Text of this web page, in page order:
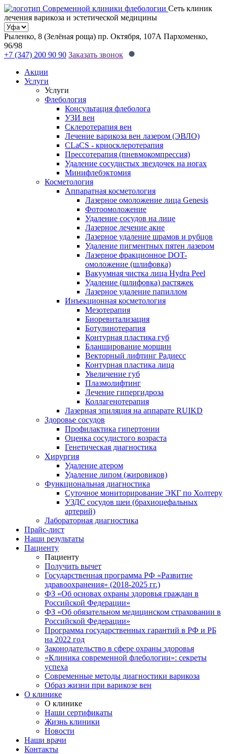
Сеть клиник
лечения варикоза и эстетической медицины
Рыленко, 8 (Зелёная роща) пр. Октября, 107А Пархоменко,
96/98
+7 (347) 200 90 90 Заказать звонок
Акции
Услуги
Услуги
Флебология
Консультация флеболога
УЗИ вен
Склеротерапия вен
Лечение варикоза вен лазером (ЭВЛО)
CLaCS - криосклеротерапия
Прессотерапия (пневмокомпрессия)
Удаление сосудистых звездочек на ногах
Минифлебэктомия
Косметология
Аппаратная косметология
Лазерное омоложение лица Genesis
Фотоомоложение
Удаление сосудов на лице
Лазерное лечение акне
Лазерное удаление шрамов и рубцов
Удаление пигментных пятен лазером
Лазерное фракционное DOT-
омоложение (шлифовка)
Вакуумная чистка лица Hydra Peel
Удаление (шлифовка) растяжек
Лазерное удаление папиллом
Инъекционная косметология
Мезотерапия
Биоревитализация
Ботулинотерапия
Контурная пластика губ
Бланширование морщин
Векторный лифтинг Радиесс
Контурная пластика лица
Увеличение губ
Плазмолифтинг
Лечение гипергидроза
Коллагенотерапия
Лазерная эпиляция на аппарате RUIKD
Здоровье сосудов
Профилактика гипертонии
Оценка сосудистого возраста
Генетическая диагностика
Хирургия
Удаление атером
Удаление липом (жировиков)
Функциональная диагностика
Суточное мониторирование ЭКГ по Холтеру
УЗДС сосудов шеи (брахиоцефальных
артерий)
Лабораторная диагностика
Прайс-лист
Наши результаты
Пациенту
Пациенту
Получить вычет
Государственная программа РФ «Развитие
здравоохранения» (2018-2025 гг.)
ФЗ «Об основах охраны здоровья граждан в
Российской Федерации»
ФЗ «Об обязательном медицинском страховании в
Российской Федерации»
Программа государственных гарантий в РФ и РБ
на 2022 год
Законодательство в сфере охраны здоровья
«Клиника современной флебологии»: секреты
успеха
Современные методы диагностики варикоза
Образ жизни при варикозе вен
О клинике
О клинике
Наши сертификаты
Жизнь клиники
Новости
Наши врачи
Контакты